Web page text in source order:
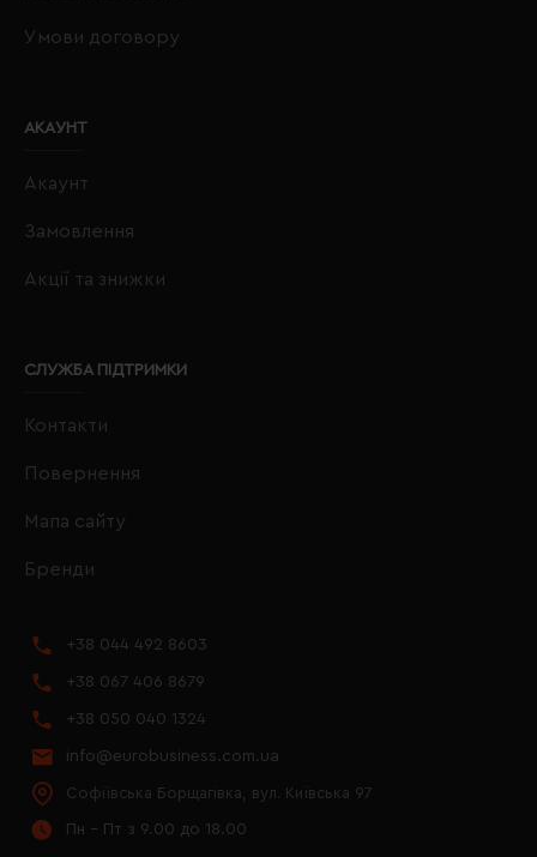
Умови договору
АКАУНТ
Акаунт
Замовлення
Акції та знижки
СЛУЖБА ПІДТРИМКИ
Контакти
Повернення
Мапа сайту
Бренди
+38 044 492 8603
+38 067 406 8679
+38 050 040 1324
info@eurobusiness.com.ua
Софіївська Борщагівка, вул. Київська 97
Пн - Пт з 9.00 до 18.00